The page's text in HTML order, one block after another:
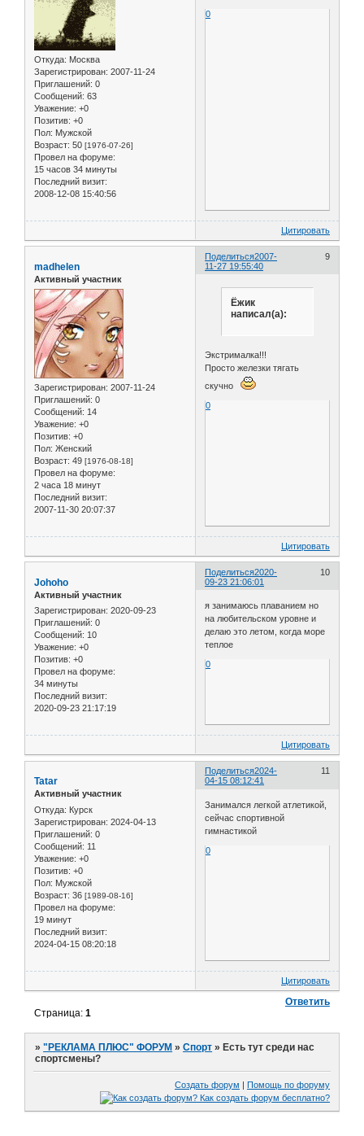
Откуда: Москва
Зарегистрирован: 2007-11-24
Приглашений: 0
Сообщений: 63
Уважение: +0
Позитив: +0
Пол: Мужской
Возраст: 50 [1976-07-26]
Провел на форуме:
15 часов 34 минуты
Последний визит:
2008-12-08 15:40:56
0
Цитировать
Поделиться 9
2007-
11-27 19:55:40
madhelen
Активный участник
Зарегистрирован: 2007-11-24
Приглашений: 0
Сообщений: 14
Уважение: +0
Позитив: +0
Пол: Женский
Возраст: 49 [1976-08-18]
Провел на форуме:
2 часа 18 минут
Последний визит:
2007-11-30 20:07:37
Ёжик
написал(а):
Экстрималка!!!
Просто железки тягать
скучно
0
Цитировать
Поделиться 10
2020-
09-23 21:06:01
Johoho
Активный участник
Зарегистрирован: 2020-09-23
Приглашений: 0
Сообщений: 10
Уважение: +0
Позитив: +0
Провел на форуме:
34 минуты
Последний визит:
2020-09-23 21:17:19
я занимаюсь плаванием но
на любительском уровне и
делаю это летом, когда море
теплое
0
Цитировать
Поделиться 11
2024-
04-15 08:12:41
Tatar
Активный участник
Откуда: Курск
Зарегистрирован: 2024-04-13
Приглашений: 0
Сообщений: 11
Уважение: +0
Позитив: +0
Пол: Мужской
Возраст: 36 [1989-08-16]
Провел на форуме:
19 минут
Последний визит:
2024-04-15 08:20:18
Занимался легкой атлетикой,
сейчас спортивной
гимнастикой
0
Цитировать
Ответить
Страница:1
»"РЕКЛАМА ПЛЮС" ФОРУМ »Спорт » Есть тут среди нас
спортсмены?
Создать форум | Помощь по форуму